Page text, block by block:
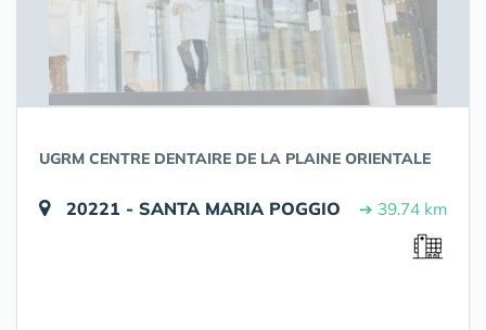
UGRM CENTRE DENTAIRE DE LA PLAINE ORIENTALE
20221 - SANTA MARIA POGGIO ➔ 39.74 km